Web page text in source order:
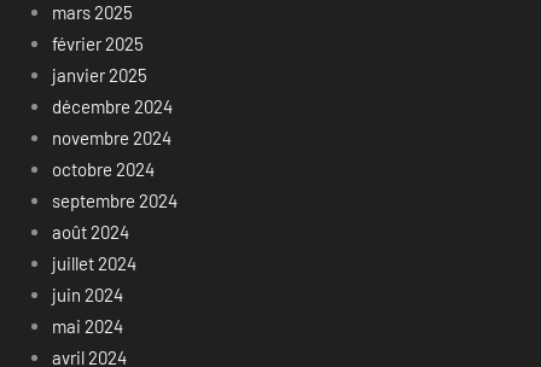
mars 2025
février 2025
janvier 2025
décembre 2024
novembre 2024
octobre 2024
septembre 2024
août 2024
juillet 2024
juin 2024
mai 2024
avril 2024